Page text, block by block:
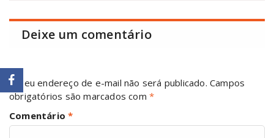
Deixe um comentário
O seu endereço de e-mail não será publicado. Campos
obrigatórios são marcados com *
Comentário*